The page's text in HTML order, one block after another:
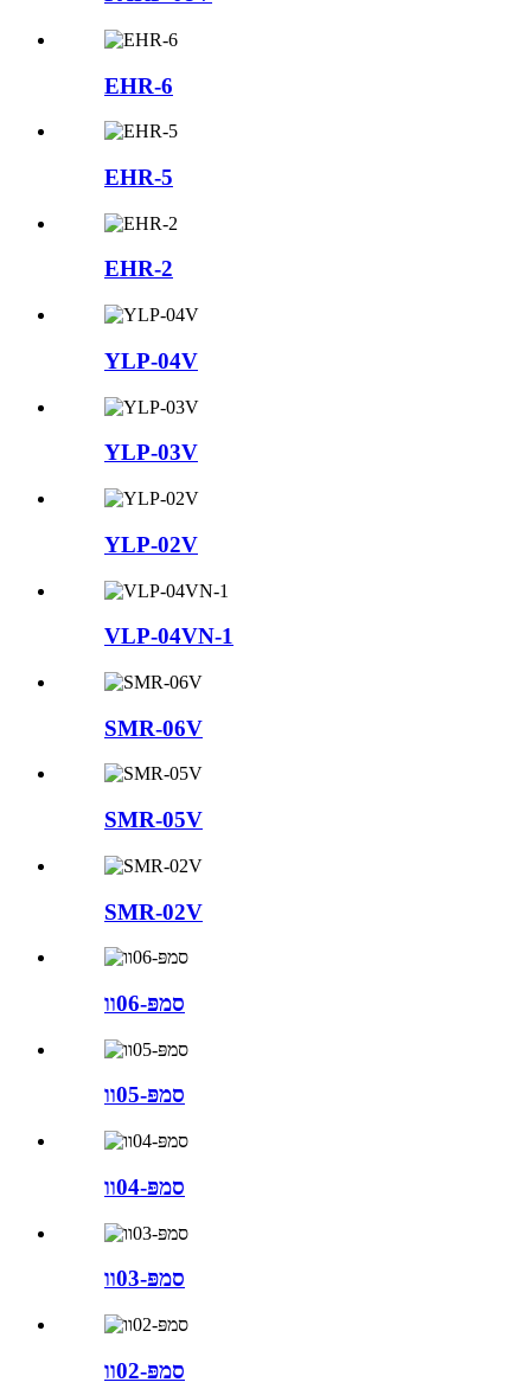
EHR-6
EHR-5
EHR-2
YLP-04V
YLP-03V
YLP-02V
VLP-04VN-1
SMR-06V
SMR-05V
SMR-02V
סמפּ-06וו
סמפּ-05וו
סמפּ-04וו
סמפּ-03וו
סמפּ-02וו